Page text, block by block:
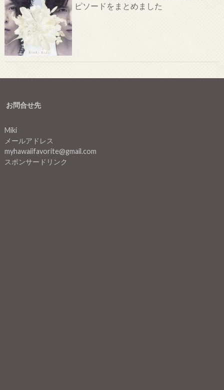
ピソードをまとめました
お問合せ先
Miki
メールアドレス
myhawaiifavorite@gmail.com
スポンサードリンク